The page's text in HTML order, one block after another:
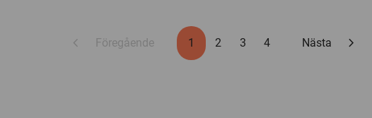
chevron_left Föregående 1 2 3 4 Nästa chevron_right